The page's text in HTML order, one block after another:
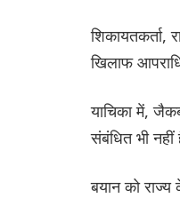
खिलाफ
याचिका में,
संबंधित भी नहीं
बयान को